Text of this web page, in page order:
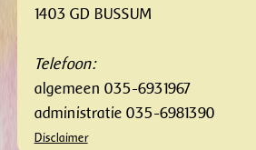
1403 GD BUSSUM
Telefoon:
algemeen 035-6931967
administratie 035-6981390
Disclaimer